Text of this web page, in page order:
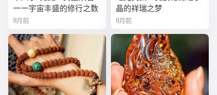
——宇宙丰盛的修行之数
8月前
晶的祥瑞之梦
8月前